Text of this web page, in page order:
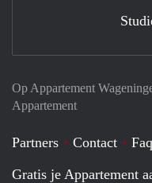
Op Appartement
Appartement
Partners Contact Faq
Gratis je Appartement